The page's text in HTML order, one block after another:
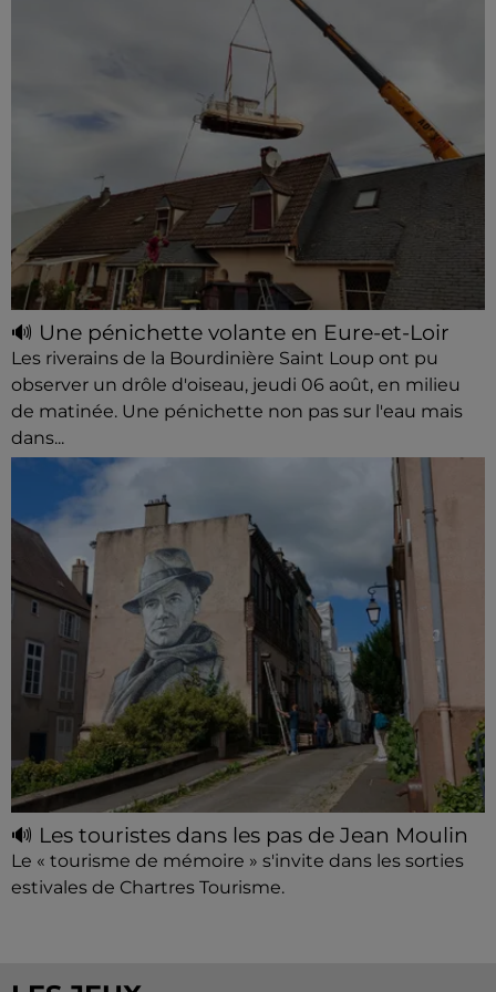
🔊 Une pénichette volante en Eure-et-Loir
Les riverains de la Bourdinière Saint Loup ont pu
observer un drôle d'oiseau, jeudi 06 août, en milieu
de matinée. Une pénichette non pas sur l'eau mais
dans...
🔊 Les touristes dans les pas de Jean Moulin
Le « tourisme de mémoire » s'invite dans les sorties
estivales de Chartres Tourisme.